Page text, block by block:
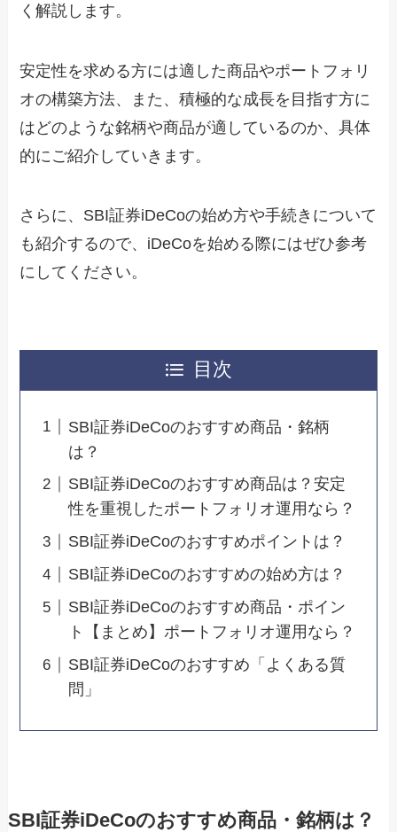
く解説します。
安定性を求める方には適した商品やポートフォリ
オの構築方法、また、積極的な成長を目指す方に
はどのような銘柄や商品が適しているのか、具体
的にご紹介していきます。
さらに、SBI証券iDeCoの始め方や手続きについて
も紹介するので、iDeCoを始める際にはぜひ参考
にしてください。
目次
SBI証券iDeCoのおすすめ商品・銘柄
は？
SBI証券iDeCoのおすすめ商品は？安定
性を重視したポートフォリオ運用なら？
SBI証券iDeCoのおすすめポイントは？
SBI証券iDeCoのおすすめの始め方は？
SBI証券iDeCoのおすすめ商品・ポイン
ト【まとめ】ポートフォリオ運用なら？
SBI証券iDeCoのおすすめ「よくある質
問」
SBI証券iDeCoのおすすめ商品・銘柄は？